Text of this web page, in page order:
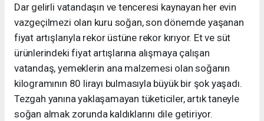
Dar gelirli vatandaşın ve tenceresi kaynayan her evin
vazgeçilmezi olan kuru soğan, son dönemde yaşanan
fiyat artışlarıyla rekor üstüne rekor kırıyor. Et ve süt
ürünlerindeki fiyat artışlarına alışmaya çalışan
vatandaş, yemeklerin ana malzemesi olan soğanın
kilogramının 80 lirayı bulmasıyla büyük bir şok yaşadı.
Tezgah yanına yaklaşamayan tüketiciler, artık taneyle
soğan almak zorunda kaldıklarını dile getiriyor.